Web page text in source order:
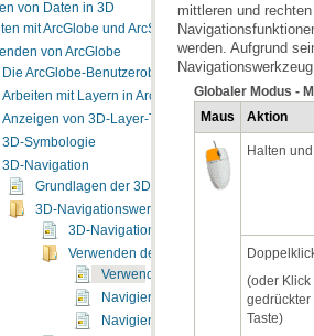
von Daten in 3D
mit ArcGlobe und ArcScene
von ArcGlobe
Die ArcGlobe-Benutzeroberfläche
Arbeiten mit Layern in ArcGlobe
Anzeigen von 3D-Layer-Typen
3D-Symbologie
3D-Navigation
Grundlagen der 3D-Navigation in ArcGlobe
3D-Navigationswerkzeuge
3D-Navigationswerkzeuge
Verwenden des 3D-Werkzeugs
Verwenden des 3D-Werkzeugs
Navigieren im globalen Modus
Navigieren im Oberflächenmodus
Globaler Modus -
Maus
Aktion
Halten
Taste)